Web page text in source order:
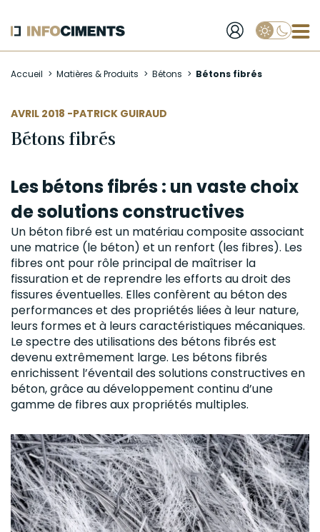
au
principal
Accueil Matières & Produits Bétons Bétons fibrés
AVRIL 2018 -
AUTEUR PATRICK GUIRAUD
Bétons fibrés
Les bétons fibrés : un vaste choix
de solutions constructives
Un béton fibréest un matériau composite associant
une matrice (le béton) et un renfort (les fibres). Les
fibres ont pour rôle principal de maîtriser la
fissuration et de reprendre les efforts au droit des
fissures éventuelles. Elles confèrent au béton des
performances et des propriétés liées à leur nature,
leurs formes et à leurs caractéristiques mécaniques.
Le spectre des utilisations des bétons fibrés est
devenu extrêmement large. Les bétons fibrés
enrichissent l’éventail des solutions constructives en
béton, grâce au développement continu d’une
gamme de fibres aux propriétés multiples.